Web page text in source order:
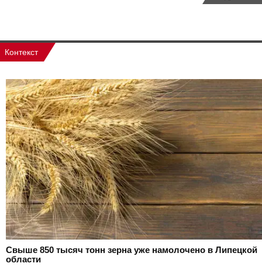
Контекст
Свыше 850 тысяч тонн зерна уже намолочено в Липецкой
области